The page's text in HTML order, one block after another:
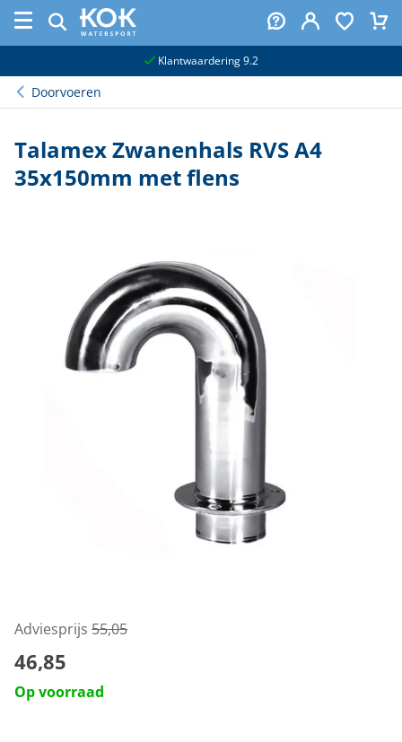
Klantwaardering 9.2
Doorvoeren
Talamex Zwanenhals RVS A4
35x150mm met flens
Adviesprijs 55,05
46,85
Op voorraad